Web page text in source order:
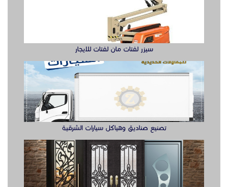
تصنيع صناديق وهياكل سيارات الشرقية
ابواب حديد ليزر او مشغول الشرقيه